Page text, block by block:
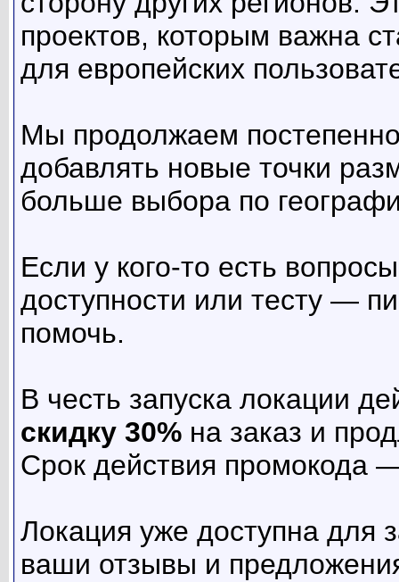
проектов, которым важна
для европейских
Мы продолжаем
добавлять новые точки
больше выбора по
Если у кого-то есть
доступности или тесту —
помочь.
В честь запуска локации
скидку 30% на заказ и
Срок действия промокода
Локация уже доступна для
ваши отзывы и